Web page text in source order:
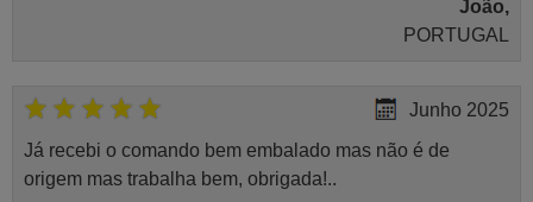
João,
PORTUGAL
Junho 2025
Já recebi o comando bem embalado mas não é de
origem mas trabalha bem, obrigada!..